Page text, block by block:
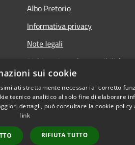
Albo Pretorio
Informativa privacy
Note legali
Dichiarazione di accessibilità
Obiettivi di accessibilità 2025
Meccanismo di feedback
sui cookie
strettamente necessari al corretto
tecnico analitico al solo fine di elaborare
dettagli, può consultare la cookie policy
link
RIFIUTA TUTTO